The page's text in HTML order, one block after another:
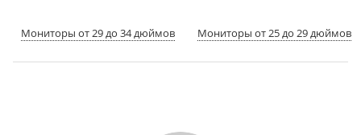
Мониторы от 29 до 34 дюймов Мониторы от 25 до 29 дюймов